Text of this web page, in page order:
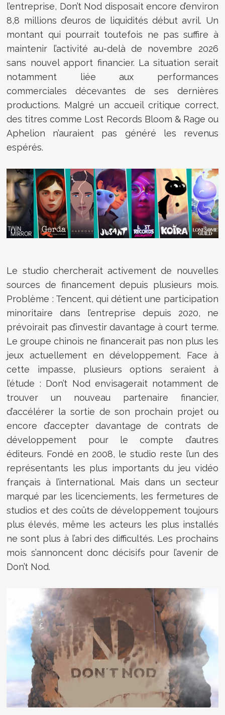
l’entreprise, Don’t Nod disposait encore d’environ
8,8 millions d’euros de liquidités début avril. Un
montant qui pourrait toutefois ne pas suffire à
maintenir l’activité au-delà de novembre 2026
sans nouvel apport financier. La situation serait
notamment liée aux performances
commerciales décevantes de ses dernières
productions. Malgré un accueil critique correct,
des titres comme Lost Records Bloom & Rage ou
Aphelion n’auraient pas généré les revenus
espérés.
Le studio chercherait activement de nouvelles
sources de financement depuis plusieurs mois.
Problème : Tencent, qui détient une participation
minoritaire dans l’entreprise depuis 2020, ne
prévoirait pas d’investir davantage à court terme.
Le groupe chinois ne financerait pas non plus les
jeux actuellement en développement. Face à
cette impasse, plusieurs options seraient à
l’étude : Don’t Nod envisagerait notamment de
trouver un nouveau partenaire financier,
d’accélérer la sortie de son prochain projet ou
encore d’accepter davantage de contrats de
développement pour le compte d’autres
éditeurs. Fondé en 2008, le studio reste l’un des
représentants les plus importants du jeu vidéo
français à l’international. Mais dans un secteur
marqué par les licenciements, les fermetures de
studios et des coûts de développement toujours
plus élevés, même les acteurs les plus installés
ne sont plus à l’abri des difficultés. Les prochains
mois s’annoncent donc décisifs pour l’avenir de
Don’t Nod.